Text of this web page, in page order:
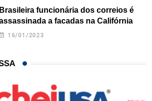
Brasileira funcionária dos correios é
a facadas na Califórnia
16/01/2023